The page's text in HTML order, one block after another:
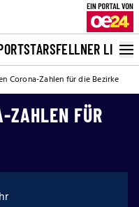
STARSFELLNER LIVE
Corona-Zahlen für die Bezirke
ZAHLEN FÜR